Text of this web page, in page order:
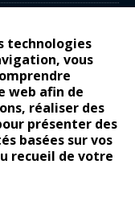
technologies
vous
web afin de
réaliser des
présenter des
basées sur vos
recueil de votre
les gens vrais